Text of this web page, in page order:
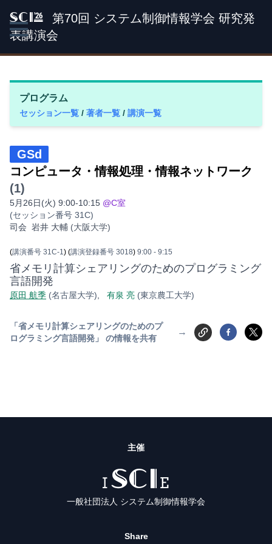
SCI '26
第70回 システム制御情報学会 研究発
表講演会
プログラム
セッション一覧 / 著者一覧 / 講演一覧
GSd
コンピュータ・情報処理・情報ネットワーク
(1)
5月26日(火) 9:00-10:15 @C室
(セッション番号 31C)
司会 岩井 大輔 (大阪大学)
(講演番号 31C-1) (講演登録番号 3018) 9:00 - 9:15
省メモリ計算シェアリングのためのプログラミング
言語開発
原田 航季 (名古屋大学) 有泉 亮 (東京農工大学)
「省メモリ計算シェアリングのためのプ
ログラミング言語開発」 の情報を共有
→
主催
ISCIE
一般社団法人 システム制御情報学会
Share